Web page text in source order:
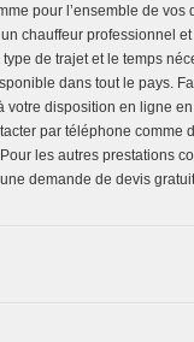
pour l’ensemble de vos
chauffeur professionnel
de trajet et le temps
dans tout le pays.
disposition en ligne
par téléphone comme
les autres prestations
demande de devis